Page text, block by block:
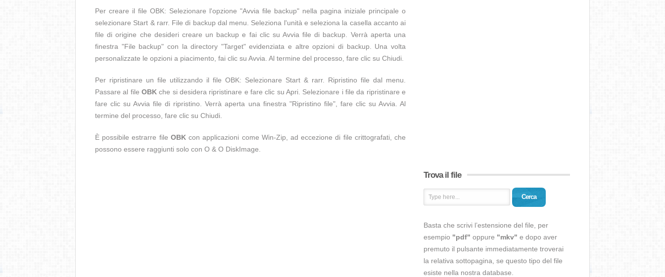
Per creare il file OBK: Selezionare l'opzione "Avvia file backup" nella pagina iniziale principale o
selezionare Start & rarr. File di backup dal menu. Seleziona l'unità e seleziona la casella accanto ai
file di origine che desideri creare un backup e fai clic su Avvia file di backup. Verrà aperta una
finestra "File backup" con la directory "Target" evidenziata e altre opzioni di backup. Una volta
personalizzate le opzioni a piacimento, fai clic su Avvia. Al termine del processo, fare clic su Chiudi.
Per ripristinare un file utilizzando il file OBK: Selezionare Start & rarr. Ripristino file dal menu.
Passare al file OBK che si desidera ripristinare e fare clic su Apri. Selezionare i file da ripristinare e
fare clic su Avvia file di ripristino. Verrà aperta una finestra "Ripristino file", fare clic su Avvia. Al
termine del processo, fare clic su Chiudi.
È possibile estrarre file OBKcon applicazioni come Win-Zip, ad eccezione di file crittografati, che
possono essere raggiunti solo con O & O DiskImage.
Trova il file
Cerca
Basta che scrivi l’estensione del file, per
esempio "pdf" oppure "mkv" e dopo aver
premuto il pulsante immediatamente troverai
la relativa sottopagina, se questo tipo del file
esiste nella nostra database.